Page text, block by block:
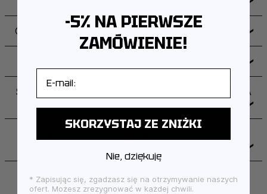
CZY MOGĘ ZWRÓCIĆ LUB WYMIENIĆ PRODUKT? ❯
❯
SKĄD POCHODZI MARKA I GDZIE PRODUKOWANA
❯
❯
-5% NA PIERWSZE
ZAMÓWIENIE!
SKORZYSTAJ ZE ZNIŻKI
Nie, dziękuję
* Zapisując się, zgadzasz się na otrzymywanie naszych
ofert. Możesz zrezygnować w każdej chwili.